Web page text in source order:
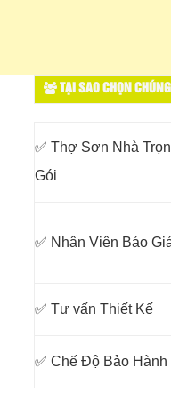
TẠI SAO CHỌN
✅ Thợ Sơn Nhà Trọn
Gói
✅ Nhân Viên Báo
✅ Tư vấn Thiết Kế
✅ Chế Độ Bảo Hành